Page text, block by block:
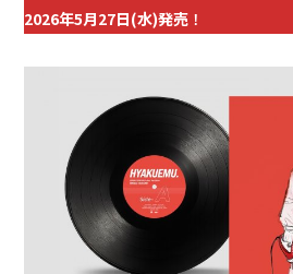
2026年5月27日(水)発売 ！